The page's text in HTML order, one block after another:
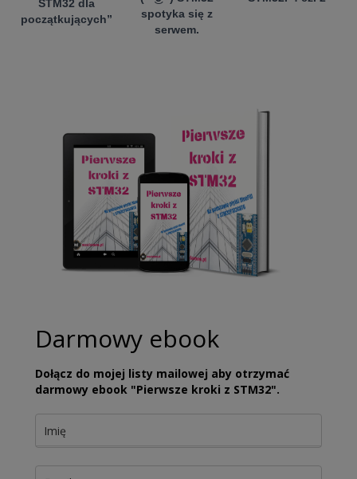
STM32 dla
początkujących”
spotyka się z
serwem.
Darmowy ebook
Dołącz do mojej listy mailowej aby otrzymać
darmowy ebook "Pierwsze kroki z STM32".